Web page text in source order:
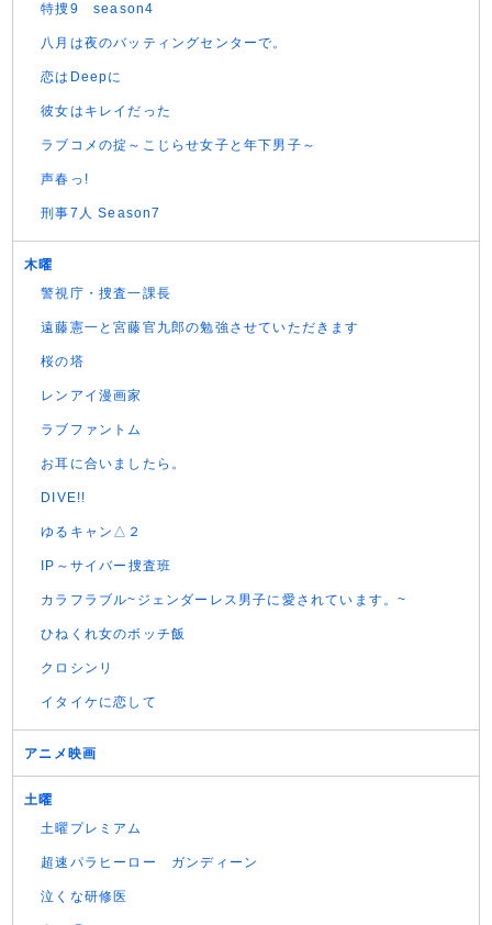
特捜9 season4
八月は夜のバッティングセンターで。
恋はDeepに
彼女はキレイだった
ラブコメの掟～こじらせ女子と年下男子～
声春っ!
刑事7人 Season7
木曜
警視庁・捜査一課長
遠藤憲一と宮藤官九郎の勉強させていただきます
桜の塔
レンアイ漫画家
ラブファントム
お耳に合いましたら。
DIVE!!
ゆるキャン△２
IP～サイバー捜査班
カラフラブル~ジェンダーレス男子に愛されています。~
ひねくれ女のボッチ飯
クロシンリ
イタイケに恋して
アニメ映画
土曜
土曜プレミアム
超速パラヒーロー ガンディーン
泣くな研修医